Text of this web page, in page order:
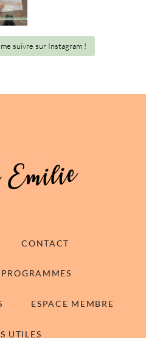
suivre sur Instagram !
CONTACT
ESPACE MEMBRE
UTILES